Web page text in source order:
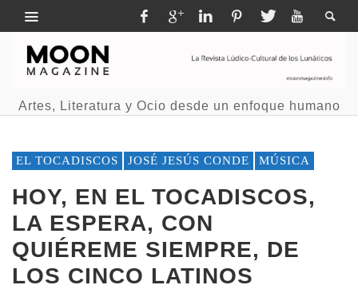
Artes, Literatura y Ocio desde un enfoque humano
EL TOCADISCOS JOSÉ JESÚS CONDE MÚSICA
HOY, EN EL TOCADISCOS,
LA ESPERA, CON
QUIÉREME SIEMPRE, DE
LOS CINCO LATINOS